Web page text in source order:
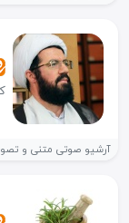
آرشیو صوتی متنی و